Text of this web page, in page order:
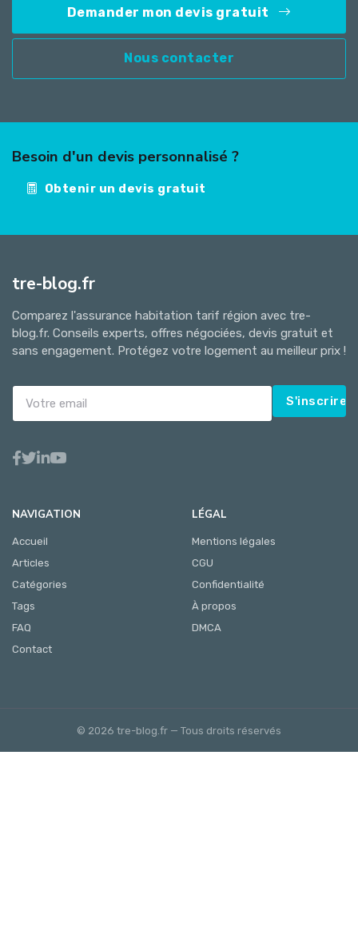
Demander mon devis gratuit
Nous contacter
Besoin d'un devis personnalisé ?
Obtenir un devis gratuit
tre-blog.fr
Comparez l'assurance habitation tarif région avec tre-
blog.fr. Conseils experts, offres négociées, devis gratuit et
sans engagement. Protégez votre logement au meilleur prix !
S'inscrire
NAVIGATION
Accueil
Articles
Catégories
Tags
FAQ
Contact
LÉGAL
Mentions légales
CGU
Confidentialité
À propos
DMCA
© 2026 tre-blog.fr — Tous droits réservés